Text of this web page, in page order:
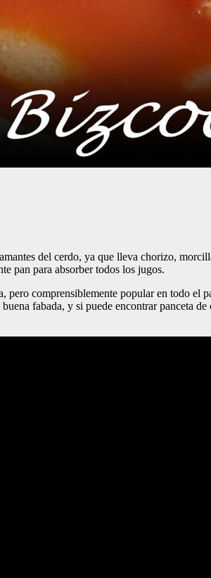
del cerdo, ya que lleva chorizo,
pan para absorber todos los jugos.
pero comprensiblemente popular en todo
fabada, y si puede encontrar panceta